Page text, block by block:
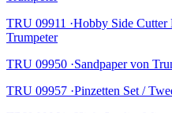
TRU 09911 ·Hobby Side Cutter
Trumpeter
TRU 09950 ·Sandpaper von
TRU 09957 ·Pinzetten Set /